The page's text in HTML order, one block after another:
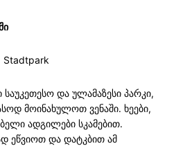
და ულამაზესი პარკი,
მოინახულოთ ვენაში. ხეები,
ადგილები სკამებით.
ეწვიოთ და დატკბით ამ